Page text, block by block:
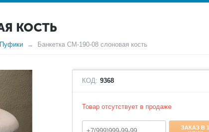
КОСТЬ
Пуфики Банкетка СМ-190-08 слоновая кость
КОД: 9368
Товар отсутствует в продаже
ЗАКАЗ В 1